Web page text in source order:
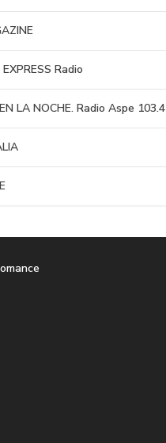
Radio
LA NOCHE. Radio Aspe 103.4